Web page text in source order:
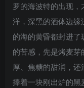
罗的海波特的出现
洋，深黑的酒体边缘
的海的黄昏都封进
的苦感，先是烤麦
厚、焦糖的甜润，
捧着一块刚出炉的黑